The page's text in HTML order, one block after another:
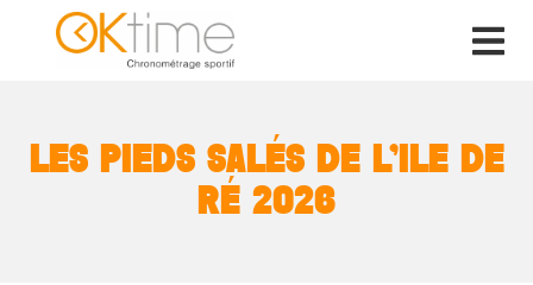
LES PIEDS SALÉS DE L’ILE DE
RÉ 2026